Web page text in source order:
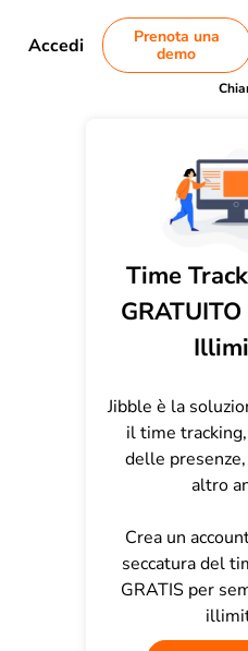
Accedi
Prenota una
demo
Time
Jibble è la
il time
delle
altro
Crea un
seccatura del
GRATIS per